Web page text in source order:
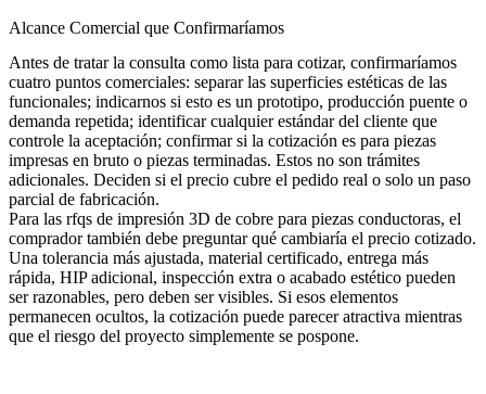
Alcance Comercial que Confirmaríamos
Antes de tratar la consulta como lista para cotizar, confirmaríamos
cuatro puntos comerciales: separar las superficies estéticas de las
funcionales; indicarnos si esto es un prototipo, producción puente o
demanda repetida; identificar cualquier estándar del cliente que
controle la aceptación; confirmar si la cotización es para piezas
impresas en bruto o piezas terminadas. Estos no son trámites
adicionales. Deciden si el precio cubre el pedido real o solo un paso
parcial de fabricación.
Para las rfqs de impresión 3D de cobre para piezas conductoras, el
comprador también debe preguntar qué cambiaría el precio cotizado.
Una tolerancia más ajustada, material certificado, entrega más
rápida, HIP adicional, inspección extra o acabado estético pueden
ser razonables, pero deben ser visibles. Si esos elementos
permanecen ocultos, la cotización puede parecer atractiva mientras
que el riesgo del proyecto simplemente se pospone.